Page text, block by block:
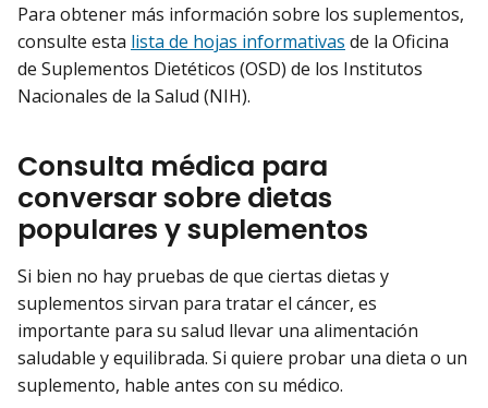
Para obtener más información sobre los suplementos,
consulte esta lista de hojas informativas de la Oficina
de Suplementos Dietéticos (OSD) de los Institutos
Nacionales de la Salud (NIH).
Consulta médica para
conversar sobre dietas
populares y suplementos
Si bien no hay pruebas de que ciertas dietas y
suplementos sirvan para tratar el cáncer, es
importante para su salud llevar una alimentación
saludable y equilibrada. Si quiere probar una dieta o un
suplemento, hable antes con su médico.